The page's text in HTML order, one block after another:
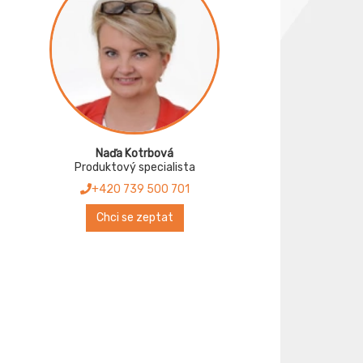
Naďa Kotrbová
Produktový specialista
+420 739 500 701
Chci se zeptat